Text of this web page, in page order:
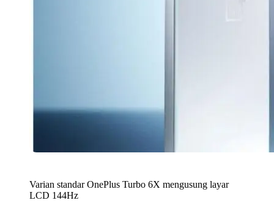
Varian standar OnePlus Turbo 6X mengusung layar
LCD 144Hz